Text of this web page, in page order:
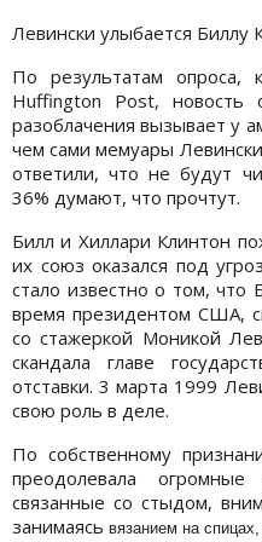
Левински улыбается Биллу
По результатам опроса,
Huffington Post, новость
разоблачения вызывает у
чем сами мемуары
ответили, что не будут
36% думают, что прочтут.
Билл и Хиллари Клинтон
их союз оказался под
стало известно о том, что
время президентом США,
со стажеркой Моникой
скандала главе
отставки. 3 марта 1999
свою роль в деле.
По собственному
преодолевала огромные
связанные со стыдом,
занимаясь вязанием на